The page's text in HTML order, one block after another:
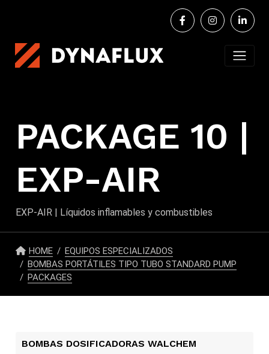
PACKAGE 10 |
EXP-AIR
EXP-AIR | Líquidos inflamables y combustibles
HOME
EQUIPOS ESPECIALIZADOS
BOMBAS PORTÁTILES TIPO TUBO STANDARD PUMP
PACKAGES
BOMBAS DOSIFICADORAS WALCHEM